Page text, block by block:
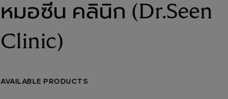
หมอซีน คลินิก (Dr.Seen
Clinic)
AVAILABLE PRODUCTS